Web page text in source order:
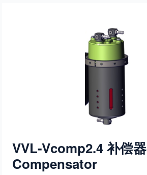
VVL-Vcomp2.4 补偿器
Compensator